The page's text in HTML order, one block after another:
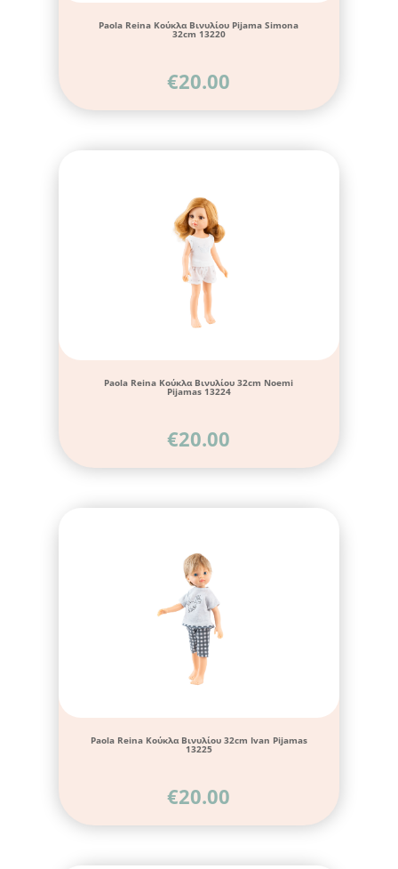
Paola Reina Κούκλα Βινυλίου Pijama Simona
32cm 13220
€20.00
Paola Reina Κούκλα Βινυλίου 32cm Noemi
Pijamas 13224
€20.00
Paola Reina Κούκλα Βινυλίου 32cm Ivan Pijamas
13225
€20.00